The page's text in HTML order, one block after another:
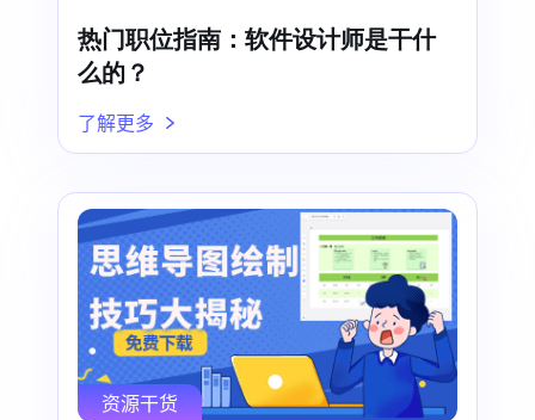
热门职位指南：软件设计师是干什
么的？
了解更多
资源干货